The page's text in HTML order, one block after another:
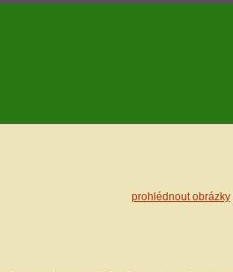
prohlédnout obrázky